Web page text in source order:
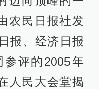
农民日报社发
报、经济日报
评的2005年
人民大会堂揭